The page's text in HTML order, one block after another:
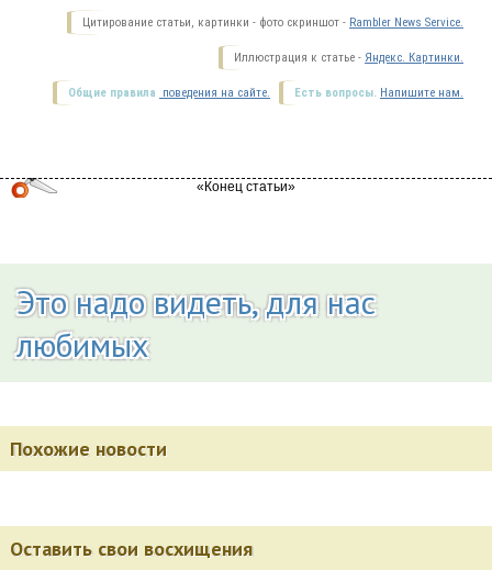
Цитирование статьи, картинки - фото скриншот - Rambler News Service.
Иллюстрация к статье - Яндекс. Картинки.
Есть вопросы. Напишите нам.
Общие правила поведения на сайте.
Это надо видеть, для нас
любимых
Похожие новости
Оставить свои восхищения